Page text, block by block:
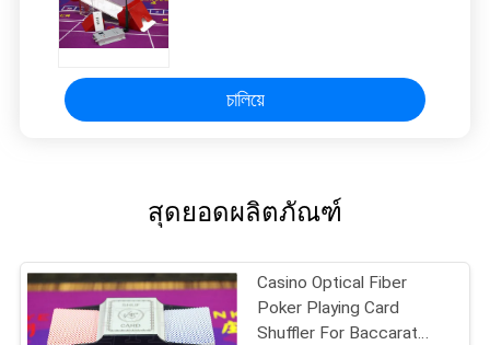
চালিয়ে
สุดยอดผลิตภัณฑ์
Casino Optical Fiber
Poker Playing Card
Shuffler For Baccarat